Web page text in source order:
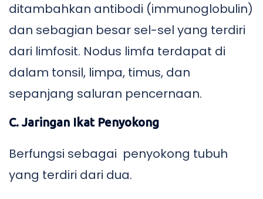
ditambahkan antibodi (immunoglobulin)
dan sebagian besar sel-sel yang terdiri
dari limfosit. Nodus limfa terdapat di
dalam tonsil, limpa, timus, dan
sepanjang saluran pencernaan.
C. Jaringan Ikat Penyokong
Berfungsi sebagai penyokong tubuh
yang terdiri dari dua.